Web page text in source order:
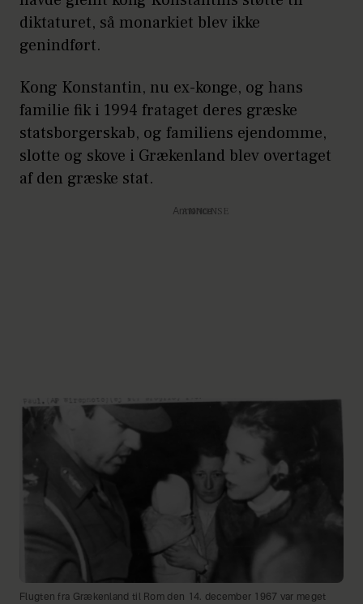
diktaturet, så monarkiet blev ikke
genindført.
Kong Konstantin, nu ex-konge, og hans
familie fik i 1994 frataget deres græske
statsborgerskab, og familiens ejendomme,
slotte og skove i Grækenland blev overtaget
af den græske stat.
Annonce
Flugten fra Grækenland til Rom den 14. december 1967 var meget